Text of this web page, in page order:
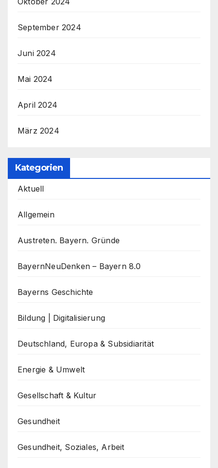
September 2024
Juni 2024
Mai 2024
April 2024
März 2024
Kategorien
Aktuell
Allgemein
Austreten. Bayern. Gründe
BayernNeuDenken – Bayern 8.0
Bayerns Geschichte
Bildung | Digitalisierung
Deutschland, Europa & Subsidiarität
Energie & Umwelt
Gesellschaft & Kultur
Gesundheit
Gesundheit, Soziales, Arbeit